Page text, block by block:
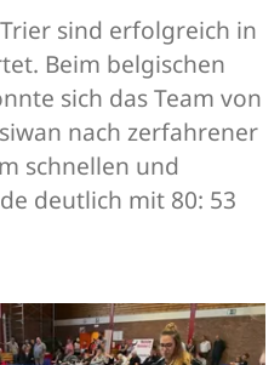
sind erfolgreich in
Beim belgischen
sich das Team von
nach zerfahrener
schnellen und
deutlich mit 80: 53